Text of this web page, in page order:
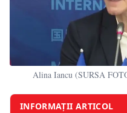
Alina Iancu (SURSA
INFORMAȚII ARTICOL